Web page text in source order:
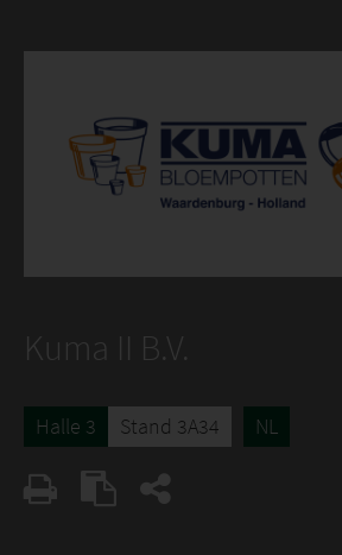
Kuma II B.V.
Halle 3 Stand 3A34 NL